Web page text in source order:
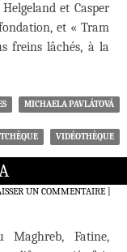
et Casper
et « Tram
freins lâchés, à la
MICHAELA PAVLÁTOVÁ
VIDÉOTHÈQUE
UN COMMENTAIRE|
Maghreb, Fatine,